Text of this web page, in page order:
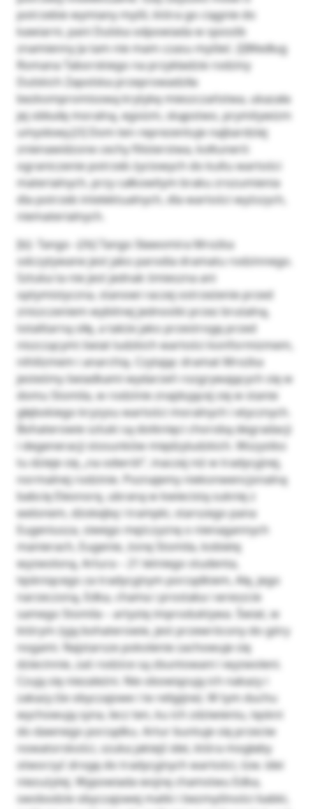
potrzebie wymiany myśli, która go ciągnie do
kawiarni, pani Dulska odpowiada w sposób
znamienny Ja tam nie mam czasu myśleć. [i]Według
Romana Taborskiego na przykładzie rodziny
Dulskich Zapolska przeprowadziła
bezkompromisową krytykę mieszczaństwa, ukazała
jej obłudę moralną, egoizm, skąpstwo, prymitywizm
umysłowy.[/i] Dom ten reprezentuje najbardziej
znienawidzone cechy filisterstwa, kołtunerii:
ograniczenie potrzeb życiowych do kultu wartości
materialnych, przy całkowitym braku zrozumienia
dla potrzeb intelektualnych, dla wartości wyższych,
niematerialnych.
[b]- Tango –[/b] Tango Sławomira Mrożka
odczytywane jest jako parodia dramatu rodzinnego.
Sztuka ta nie jest jednak śmieszna ani
optymistyczna, stanowi raczej ostrzeżenie przed
zniszczeniem wybitnej jednostki przez brutalną,
totalitarną siłę, a także jako przestrogę przed
niszczącymi świat ludzkich wartości konformizmem,
nihilizmem i anarchią. Czytając dramat Mrożka
jesteśmy świadkami wydarzeń rozgrywających się w
domu Stomila, w rodzinie znajdującej się w stanie
głębokiego kryzysu wartości moralnych i etycznych.
Bohaterowie sztuki są dotknięci chorobą degradacji
i degeneracji stosunków międzyludzkich. Wszystko
tu dzieje się „na odwrót”, inaczej niż w tradycyjnej,
normalnej rodzinie. Poznajemy niekonwencjonalną
babcię Eleonorę, ubraną w kwiecistą suknię z
welonem, dżokejkę i trampki, starszego pana
Eugeniusza, siwego mężczyznę o nienagannych
manierach, Eugenie, żonę Stomila, kobietę
wyzwoloną, Artura – 21 letniego studenta,
tęskniącego za tradycyjnym porządkiem, Alę, jego
narzeczoną, Edka, chama i prostaka i wreszcie
samego Stomila – artystę improduktywa. Świat, w
którym żyją bohaterowie, jest przewrócony do góry
nogami. Najstarsze pokolenie zachowuje się
dziecinnie, zaś rodzice są zbuntowani i wyzwoleni.
Czują się niezależni. Nie obowiązują ich nakazy i
zakazy (te obyczajowe i te religijne). W tym duchu
wychowują syna, lecz ten, ku ich zdziwieniu, tęskni
do dawnego porządku. Artur buntuje się przeciw
nowatorskości, szuka jakiejś idei, która mogłaby
otworzyć drogę do tradycyjnych wartości, tzw. idei
niezużytej. Wypowiada wojnę chamstwu Edka,
swobodzie obyczajowej matki i bezmyślności babki,